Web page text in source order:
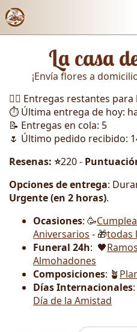
Enlaces de
Contacto
Galería
Cómo Hacer un Pedido
Llámanos
La casa
¡Envía flores a
🏃‍♂️ Entregas restantes para
⏱️ Última entrega de hoy:
📝 Entregas en cola: 5
🌷 Último pedido recibido:
Resenas: ⭐220 -
Opciones de entrega:
Urgente (en 2 horas).
Ocasiones: 🥳
Aniversarios - 🎁todas
Funeral 24h: 🖤
Almohadones
Composiciones: 🪴
Días Internacionales
Día de la Amistad